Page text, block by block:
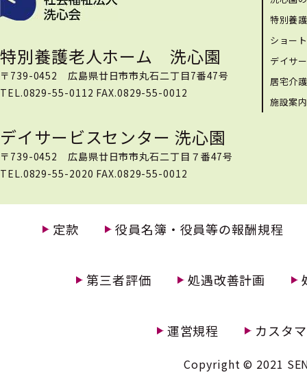
特別養護老人ホーム 洗心園
〒739-0452 広島県廿日市市丸石二丁目7番47号
TEL.0829-55-0112 FAX.0829-55-0012
デイサービスセンター 洗心園
〒739-0452 広島県廿日市市丸石二丁目７番47号
TEL.0829-55-2020 FAX.0829-55-0012
特別養
ショー
デイサ
居宅介
施設案
定款 役員名簿・役員等の報酬規程
第三者評価 処遇改善計画
運営規程 カスタ
Copyright © 2021